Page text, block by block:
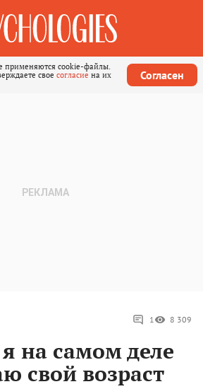
применяются cookie-файлы.
свое согласие на их
Согласен
1 8 309
на самом деле
свой возраст